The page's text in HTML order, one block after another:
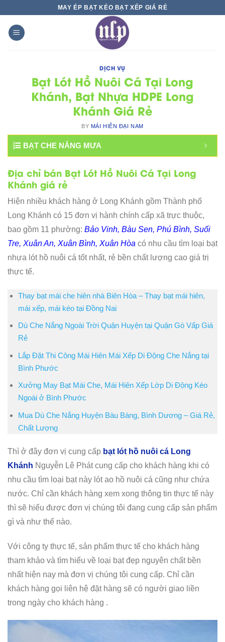
content
MAY ÉP BẠT KÉO BẠT XẾP GIÁ RẺ
DỊCH VỤ
Bạt Lót Hồ Nuôi Cá Tại Long
Khánh, Bạt Nhựa HDPE Long
Khánh Giá Rẻ
BY MÁI HIÊN ĐẠI NAM
BẠT CHE NẮNG MƯA
Địa chỉ bán Bạt Lót Hồ Nuôi Cá Tại Long
Khánh giá rẻ
Hiện nhiều khách hàng ở Long Khánh gồm Thành phố
Long Khánh có 15 đơn vị hành chính cấp xã trực thuộc,
bao gồm 11 phường: Bảo Vinh, Bàu Sen, Phú Bình, Suối
Tre, Xuân An, Xuân Bình, Xuân Hòa có nhu cầu tìm loại bạt
nhựa lót hồ nuôi cá tốt nhất, rẻ bền chất lượng cao giá trị
thực tế.
Thay bạt mái che hiên nhà Biên Hòa – Thay bạt mái hiên,
mái xếp, mái kéo tại Đồng Nai
Dù Che Nắng Ngoài Trời Quận Huyện tại Quận Gò Vấp Giá
Rẻ
Lắp Đặt Thi Công Mái Hiên Mái Xếp Di Động Che Nắng tại
Bình Phước
Xưởng May Bạt Mái Che, Mái Hiên Xếp Lớp Di Động Kéo
Ngoài ở Bình Phước
Mua Dù Che Nắng Huyện Bàu Bàng, Bình Dương – Giá Rẻ,
Chất Lượng
Thì ở đây đơn vị cung cấp bạt lót hồ nuôi cá Long
Khánh Nguyễn Lê Phát cung cấp cho khách hàng khi có
nhu cầu tìm loại bạt này lót ao hồ nuôi cá cũng như chứa
nước. Chỉ cần khách hàng xem xong thông tin thực tế này
thì sẽ hiểu được đơn vị chúng tôi đang cung cấp sản phẩm
gì và như thế nào.
Với công ty thực tế, sản phẩm thực tế cho khách hàng
tham khảo và tìm hiểu về loại bạt đẹp nguyên chất bền
nhất hiện nay mà đơn vị chúng tôi cung cấp. Chỉ cần
khách hàng gọi liên hệ đặt hàng sẽ có người giao liền
trong ngày cho khách hàng .